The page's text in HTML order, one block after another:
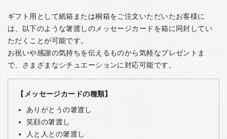
ギフト用として紙箱または桐箱をご注文いただいたお客様に
は、以下のような箸渡しのメッセージカードを箱に同封してい
ただくことが可能です。
お祝いや感謝の気持ちを伝えるものから気軽なプレゼントま
で、さまざまなシチュエーションに対応可能です。
【メッセージカードの種類】
ありがとうの箸渡し
笑顔の箸渡し
人と人との箸渡し